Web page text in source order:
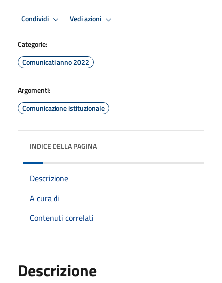
Condividi Vedi azioni
Categorie:
Comunicati anno 2022
Argomenti:
Comunicazione istituzionale
INDICE DELLA PAGINA
Descrizione
A cura di
Contenuti correlati
Descrizione